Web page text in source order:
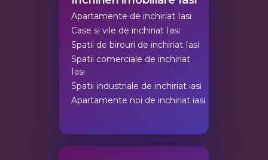
Apartamente de inchiriat Iasi
Case si vile de inchiriat Iasi
Spatii de birouri de inchiriat Iasi
Spatii comerciale de inchiriat
Iasi
Spatii industriale de inchiriat iasi
Apartamente noi de inchiriat iasi